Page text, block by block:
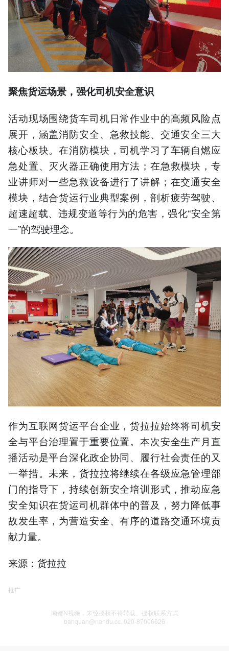
聚焦货运场景，强化司机安全意识
活动现场围绕货车司机日常作业中的高频风险点
展开，涵盖消防安全、急救技能、交通安全三大
核心板块。在消防模块，司机学习了车辆自燃应
急处置、灭火器正确使用方法；在急救模块，专
业讲师对一些急救设备进行了讲解；在交通安全
模块，结合货运行业典型案例，剖析疲劳驾驶、
超速超载、违规变道等行为的危害，强化“安全第
一”的驾驶理念。
作为互联网货运平台企业，货拉拉始终将司机安
全与平台治理置于重要位置。本次安全生产月直
播活动是平台深化政企协同、履行社会责任的又
一举措。未来，货拉拉将继续在各级应急管理部
门的指导下，持续创新安全培训形式，推动应急
安全知识在货运司机群体中的普及，努力降低事
故发生率，为营造安全、有序的道路交通环境贡
献力量。
来源：货拉拉
推广
南都N视频，未经授权不得转载、授权联系方式
banquan@nandu.cc. 020-87006626